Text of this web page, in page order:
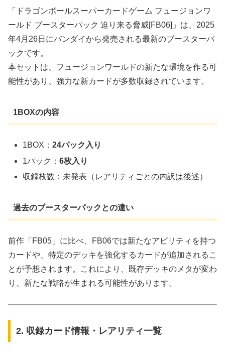
「ドラゴンボールスーパーカードゲーム フュージョンワ
ールド ブースターパック 迫り来る脅威[FB06]」は、2025
年4月26日にバンダイから発売される最新のブースターパ
ックです。
本セットは、フュージョンワールドの新たな環境を作る可
能性があり、強力な新カードが多数収録されています。
1BOXの内容
1BOX：24パック入り
1パック：6枚入り
収録枚数：未発表（レアリティごとの内訳は後述）
過去のブースターパックとの違い
前作「FB05」に比べ、FB06では新たなアビリティを持つ
カードや、特定のデッキを強化するカードが追加されるこ
とが予想されます。これにより、既存デッキのメタが変わ
り、新たな戦略が生まれる可能性があります。
2. 収録カード情報・レアリティ一覧